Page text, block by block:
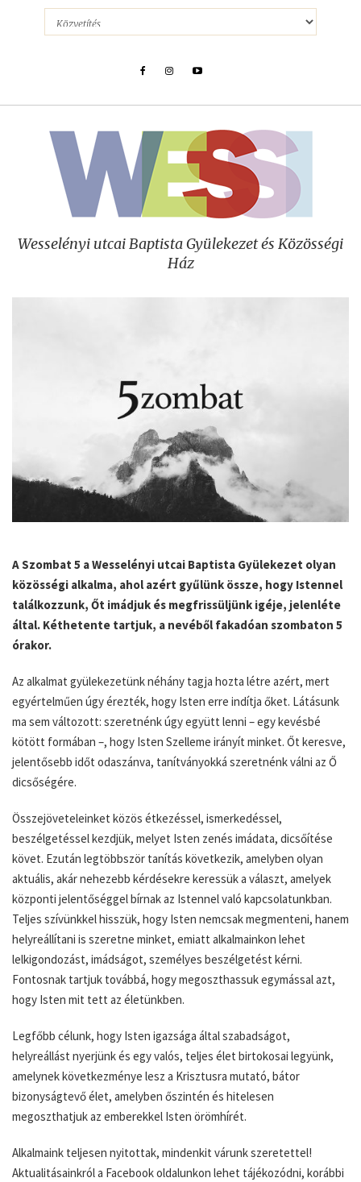
Wesselényi utcai Baptista Gyülekezet és Közösségi
Ház
A Szombat 5 a Wesselényi utcai Baptista Gyülekezet olyan
közösségi alkalma, ahol azért gyűlünk össze, hogy Istennel
találkozzunk, Őt imádjuk és megfrissüljünk igéje, jelenléte
által. Kéthetente tartjuk, a nevéből fakadóan szombaton 5
órakor.
Az alkalmat gyülekezetünk néhány tagja hozta létre azért, mert
egyértelműen úgy érezték, hogy Isten erre indítja őket. Látásunk
ma sem változott: szeretnénk úgy együtt lenni – egy kevésbé
kötött formában –, hogy Isten Szelleme irányít minket. Őt keresve,
jelentősebb időt odaszánva, tanítványokká szeretnénk válni az Ő
dicsőségére.
Összejöveteleinket közös étkezéssel, ismerkedéssel,
beszélgetéssel kezdjük, melyet Isten zenés imádata, dicsőítése
követ. Ezután legtöbbször tanítás következik, amelyben olyan
aktuális, akár nehezebb kérdésekre keressük a választ, amelyek
központi jelentőséggel bírnak az Istennel való kapcsolatunkban.
Teljes szívünkkel hisszük, hogy Isten nemcsak megmenteni, hanem
helyreállítani is szeretne minket, emiatt alkalmainkon lehet
lelkigondozást, imádságot, személyes beszélgetést kérni.
Fontosnak tartjuk továbbá, hogy megoszthassuk egymással azt,
hogy Isten mit tett az életünkben.
Legfőbb célunk, hogy Isten igazsága által szabadságot,
helyreállást nyerjünk és egy valós, teljes élet birtokosai legyünk,
amelynek következménye lesz a Krisztusra mutató, bátor
bizonyságtevő élet, amelyben őszintén és hitelesen
megoszthatjuk az emberekkel Isten örömhírét.
Alkalmaink teljesen nyitottak, mindenkit várunk szeretettel!
Aktualitásainkról a Facebook oldalunkon lehet tájékozódni, korábbi